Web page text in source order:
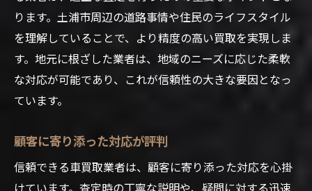
ります。土浦市周辺の道路事情や住民のライフスタイル
を理解していることで、より精度の高い買取を実現しま
す。地元に根ざした業者は、地域のニーズに応じた柔軟
な対応が可能であり、これが信頼性の大きな要因となっ
ています。
顧客に寄り添った対応が評判
信頼できる車買取業者は、顧客に寄り添った対応を心掛
けています。査定時の丁寧な説明や、疑問に対する迅速